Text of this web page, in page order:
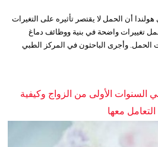
أن الحمل لا يقتصر تأثيره على التغيرات
تغييرات واضحة في بنية ووظائف دماغ
الحمل. وأجرى الباحثون في المركز الطبي
السنوات الأولى من الزواج وكيفية
التعامل معها